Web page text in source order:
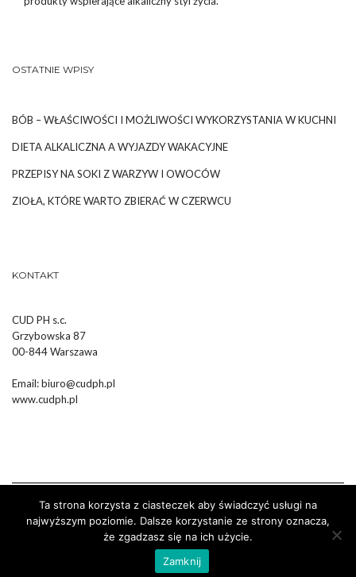
OSTATNIE WPISY
BÓB – WŁAŚCIWOŚCI I MOŻLIWOŚCI WYKORZYSTANIA W KUCHNI
DIETA ALKALICZNA A WYJAZDY WAKACYJNE
PRZEPISY NA SOKI Z WARZYW I OWOCÓW
ZIOŁA, KTÓRE WARTO ZBIERAĆ W CZERWCU
KONTAKT
CUD PH s.c.
Grzybowska 87
00-844 Warszawa
Email:biuro@cudph.pl
www.cudph.pl
Wykonanie :Strony Internetowe Białystok Dr Pixel
Ta strona korzysta z ciasteczek aby świadczyć usługi na
najwyższym poziomie. Dalsze korzystanie ze strony oznacza,
że zgadzasz się na ich użycie.
Zamknij